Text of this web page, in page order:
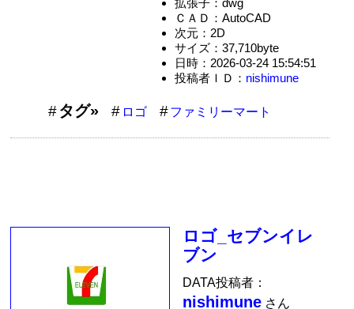
拡張子：dwg
ＣＡＤ：AutoCAD
次元：2D
サイズ：37,710byte
日時：2026-03-24 15:54:51
投稿者ＩＤ： nishimune
タグ» ロゴ ファミリーマート
ロゴ_セブンイレ
ブン
DATA投稿者：
nishimune さん